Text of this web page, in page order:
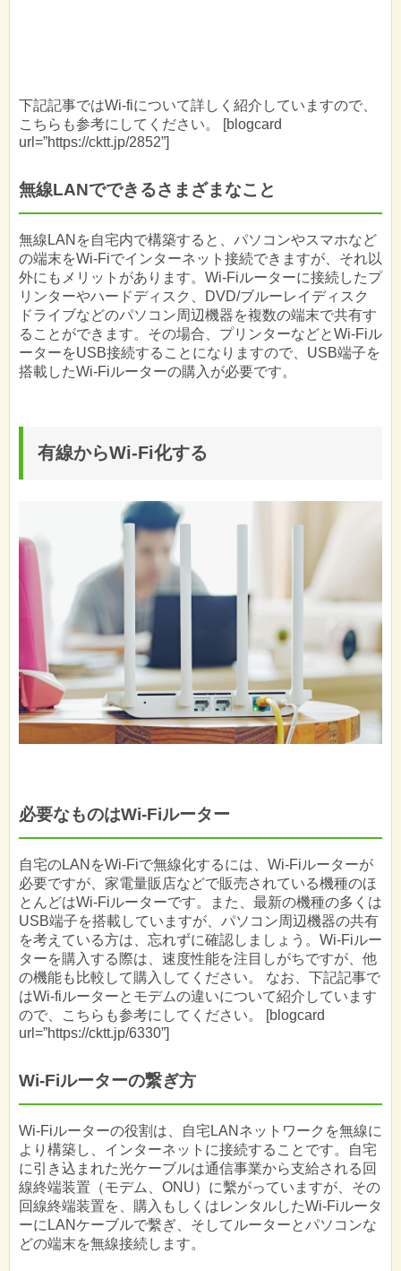
下記記事ではWi-fiについて詳しく紹介していますので、
こちらも参考にしてください。 [blogcard
url=”https://cktt.jp/2852”]
無線LANでできるさまざまなこと
無線LANを自宅内で構築すると、パソコンやスマホなど
の端末をWi-Fiでインターネット接続できますが、それ以
外にもメリットがあります。Wi-Fiルーターに接続したプ
リンターやハードディスク、DVD/ブルーレイディスク
ドライブなどのパソコン周辺機器を複数の端末で共有す
ることができます。その場合、プリンターなどとWi-Fiル
ーターをUSB接続することになりますので、USB端子を
搭載したWi-Fiルーターの購入が必要です。
有線からWi-Fi化する
必要なものはWi-Fiルーター
自宅のLANをWi-Fiで無線化するには、Wi-Fiルーターが
必要ですが、家電量販店などで販売されている機種のほ
とんどはWi-Fiルーターです。また、最新の機種の多くは
USB端子を搭載していますが、パソコン周辺機器の共有
を考えている方は、忘れずに確認しましょう。Wi-Fiルー
ターを購入する際は、速度性能を注目しがちですが、他
の機能も比較して購入してください。 なお、下記記事で
はWi-fiルーターとモデムの違いについて紹介しています
ので、こちらも参考にしてください。 [blogcard
url=”https://cktt.jp/6330”]
Wi-Fiルーターの繋ぎ方
Wi-Fiルーターの役割は、自宅LANネットワークを無線に
より構築し、インターネットに接続することです。自宅
に引き込まれた光ケーブルは通信事業から支給される回
線終端装置（モデム、ONU）に繫がっていますが、その
回線終端装置を、購入もしくはレンタルしたWi-Fiルータ
ーにLANケーブルで繫ぎ、そしてルーターとパソコンな
どの端末を無線接続します。